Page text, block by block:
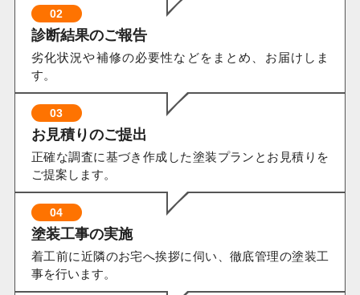
02
診断結果のご報告
劣化状況や補修の必要性などをまとめ、お届けしま
す。
03
お見積りのご提出
正確な調査に基づき作成した塗装プランとお見積りを
ご提案します。
04
塗装工事の実施
着工前に近隣のお宅へ挨拶に伺い、徹底管理の塗装工
事を行います。